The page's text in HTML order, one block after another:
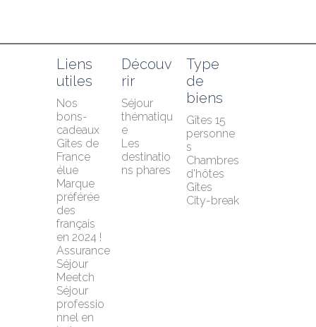
Liens
utiles
Nos
bons-
cadeaux
Gîtes de
France
élue
Marque
préférée
des
français
en 2024 !
Assurance
Séjour
Meetch
Séjour
professio
nnel en
Découv
rir
Séjour
thématiqu
e
Les
destinatio
ns phares
Type
de
biens
Gîtes 15
personne
s
Chambres
d'hôtes
Gîtes
City-break